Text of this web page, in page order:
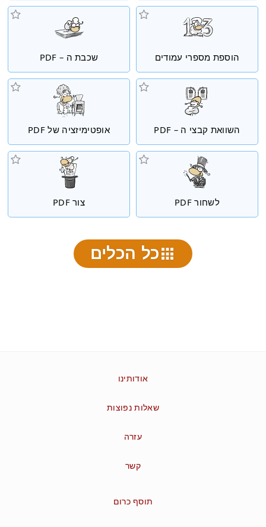
הוספת מספרי עמודים שכבת ה – PDF
השוואת קבצי ה – PDF אופטימיזציה של PDF
לשחור PDF צור PDF
כל הכלים
אודותינו
שאלות נפוצות
עזרה
קשר
תוסף כרום